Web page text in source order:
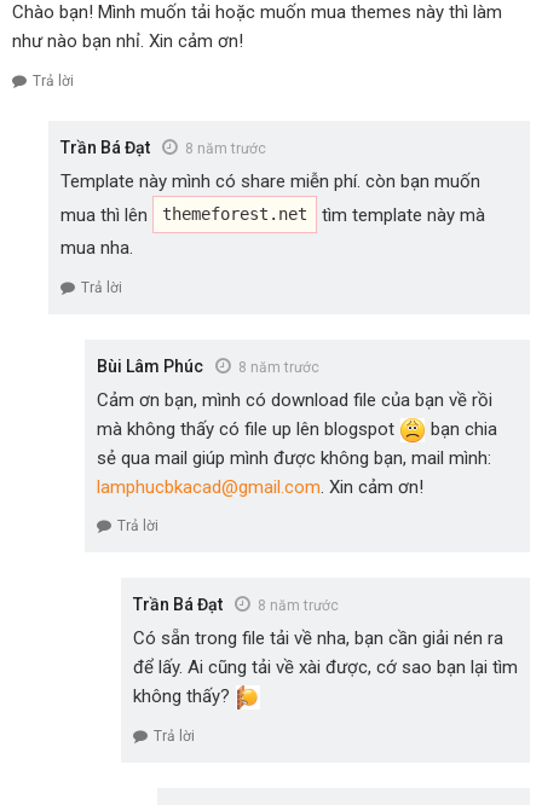
Chào bạn! Mình muốn tải hoặc muốn mua themes này thì làm
như nào bạn nhỉ. Xin cảm ơn!
Trả lời
Trần Bá Đạt 8 năm trước
Template này mình có share miễn phí. còn bạn muốn
mua thì lên
themeforest.net
tìm template này mà
mua nha.
Trả lời
Bùi Lâm Phúc 8 năm trước
Cảm ơn bạn, mình có download file của bạn về rồi
mà không thấy có file up lên blogspot
bạn chia
sẻ qua mail giúp mình được không bạn, mail mình:
lamphucbkacad@gmail.com. Xin cảm ơn!
Trả lời
Trần Bá Đạt 8 năm trước
Có sẵn trong file tải về nha, bạn cần giải nén ra
để lấy. Ai cũng tải về xài được, cớ sao bạn lại tìm
không thấy?
Trả lời